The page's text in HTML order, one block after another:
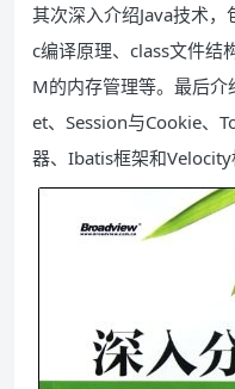
其次深入介绍Java技术
c编译原理、class文件结
M的内存管理等。最后介
et、Session与Cookie、
器、Ibatis框架和Velocity